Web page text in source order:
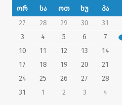
ორ სა ოთ ხუ პა
27
28 29 30 31
3
4 5 6 7
10
11 12 13 14
17
18 19 20 21
24
25 26 27 28
31
1 2 3 4